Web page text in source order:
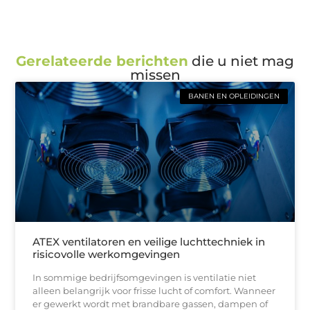
Gerelateerde berichten die u niet mag
missen
BANEN EN OPLEIDINGEN
ATEX ventilatoren en veilige luchttechniek in
risicovolle werkomgevingen
In sommige bedrijfsomgevingen is ventilatie niet
alleen belangrijk voor frisse lucht of comfort. Wanneer
er gewerkt wordt met brandbare gassen, dampen of